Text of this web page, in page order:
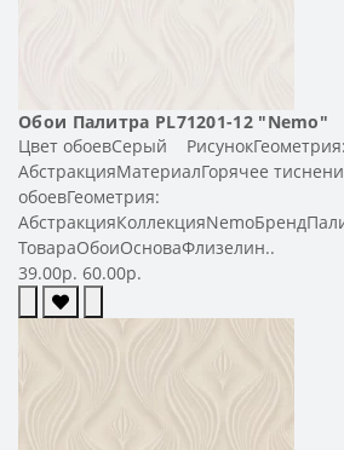
Обои Палитра PL71201-12 "Nemo"
Цвет обоевСерый РисунокГеометрия:
АбстракцияМатериалГорячее
обоевГеометрия:
ТовараОбоиОсноваФлизелин..
39.00р. 60.00р.